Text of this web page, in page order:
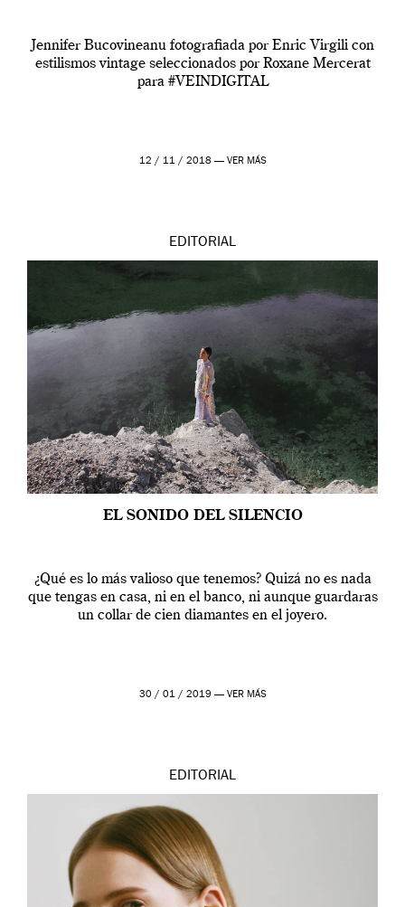
Jennifer Bucovineanu fotografiada por Enric Virgili con
estilismos vintage seleccionados por Roxane Mercerat
para #VEINDIGITAL
12 / 11 / 2018 — VER MÁS
EDITORIAL
EL SONIDO DEL SILENCIO
¿Qué es lo más valioso que tenemos? Quizá no es nada
que tengas en casa, ni en el banco, ni aunque guardaras
un collar de cien diamantes en el joyero.
30 / 01 / 2019 — VER MÁS
EDITORIAL